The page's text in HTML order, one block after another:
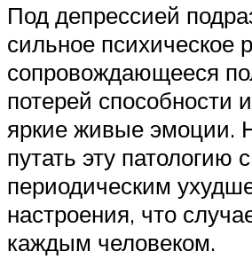
Под депрессией
сильное психическое
сопровождающееся
потерей способности
яркие живые эмоции.
путать эту патологию с
периодическим
настроения, что
каждым человеком.